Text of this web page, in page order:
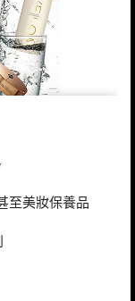
至美妝保養品